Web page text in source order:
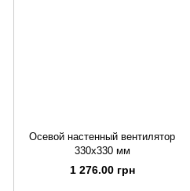
Осевой настенный вентилятор
330х330 мм
1 276.00 грн